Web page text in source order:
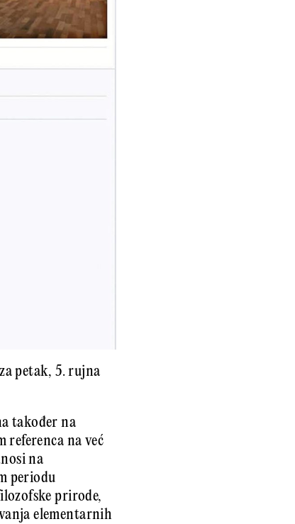
petak, 5. rujna
također na
referenca na već
na
periodu
prirode,
elementarnih